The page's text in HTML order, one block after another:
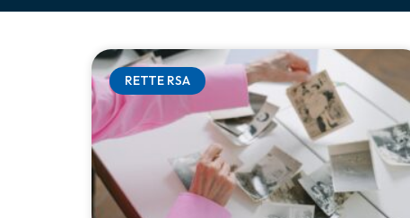
RETTE RSA